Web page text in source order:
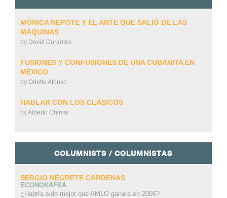
MÓNICA NEPOTE Y EL ARTE QUE SALIÓ DE LAS
MÁQUINAS
by David Dorantes
FUSIONES Y CONFUSIONES DE UNA CUBANITA EN
MÉXICO
by Odette Alonso
HABLAR CON LOS CLÁSICOS
byAlberto Chimal
COLUMNISTS / COLUMNISTAS
SERGIO NEGRETE CÁRDENAS
ECONOKAFKA
¿Habría sido mejor que AMLO ganara en 2006?